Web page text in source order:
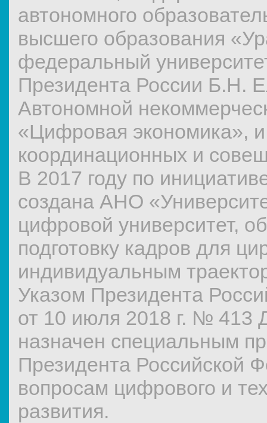
автономного
высшего образования
федеральный
Президента России Б.Н.
Автономной
«Цифровая экономика», и
координационных и
В 2017 году по
создана АНО
цифровой университет,
подготовку кадров для
индивидуальным
Указом Президента
от 10 июля 2018 г. № 413
назначен специальным
Президента Российской
вопросам цифрового и
развития.